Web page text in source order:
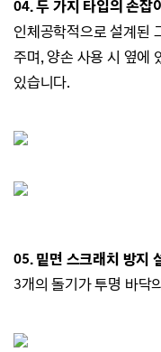
04. 두 가지 타입의 손잡이
인체공학적으로 설계된
주며,양손 사용 시 옆에
있습니다.
05. 밑면 스크래치 방지
3개의 돌기가 투명 바닥